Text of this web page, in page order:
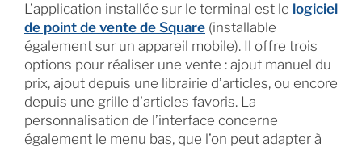
L’application installée sur le terminal est le logiciel
de point de vente de Square(installable
également sur un appareil mobile). Il offre trois
options pour réaliser une vente : ajout manuel du
prix, ajout depuis une librairie d’articles, ou encore
depuis une grille d’articles favoris. La
personnalisation de l’interface concerne
également le menu bas, que l’on peut adapter à